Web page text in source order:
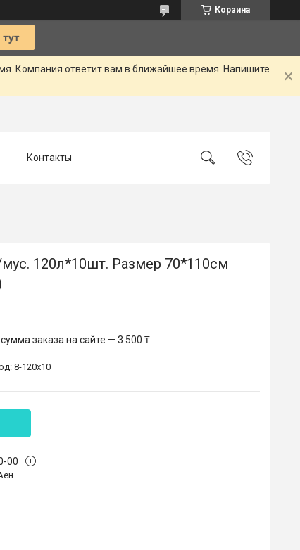
Корзина
Компания ответит вам в ближайшее время. Напишите
Контакты
120л*10шт. Размер 70*110см
заказа на сайте — 3 500 ₸
8-120х10
00